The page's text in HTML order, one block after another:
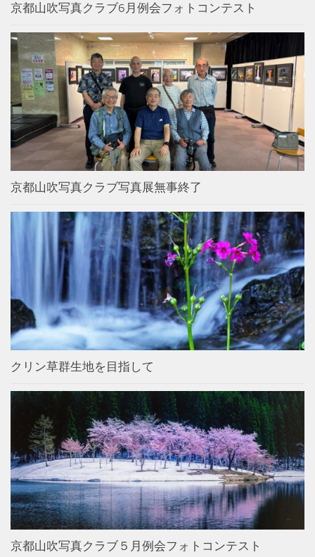
京都山吹写真クラブ6月例会フォトコンテスト
京都山吹写真クラブ写真展無事終了
クリン草群生地を目指して
京都山吹写真クラブ５月例会フォトコンテスト